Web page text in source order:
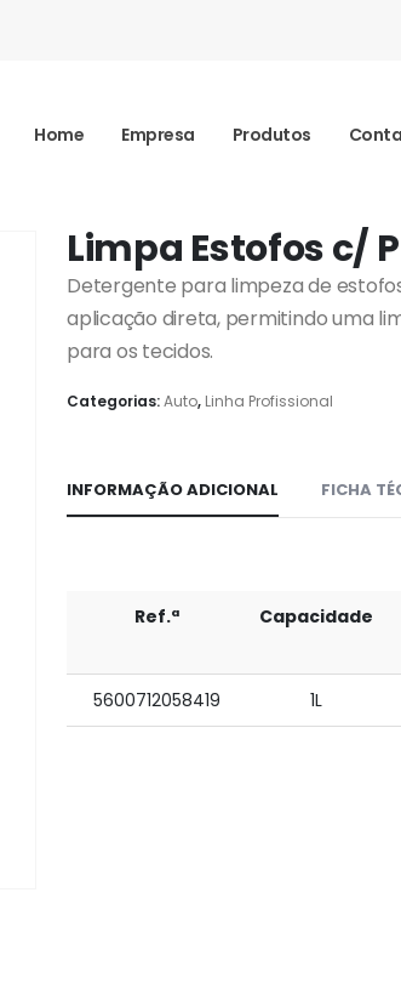
Home Empresa Produtos
Limpa Estofos c/
Detergente para limpeza de
aplicação direta, permitindo uma
para os tecidos.
Categorias:Auto, Linha Profissional
INFORMAÇÃO ADICIONAL FICHA
Ref.ª Capacidade
5600712058419 1L